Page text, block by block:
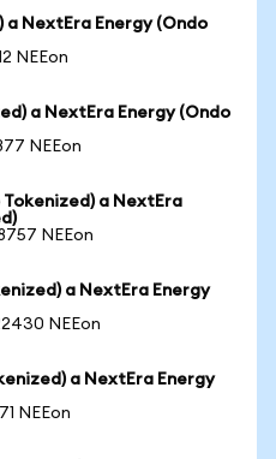
a NextEra Energy (Ondo
NEEon
a NextEra Energy (Ondo
NEEon
a NextEra
NEEon
a NextEra Energy
NEEon
a NextEra Energy
NEEon